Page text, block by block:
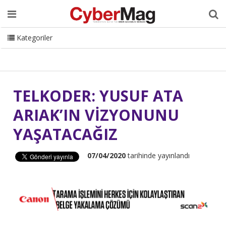
Ana Sayfa Hakkımızda Dergi Editörden
Danışmanlık
ISC Turkey Sizden Gelenler
İletişim
CyberMag Logo
Kategoriler
TELKODER: YUSUF ATA
ARIAK’IN VİZYONUNU
YAŞATACAĞIZ
07/04/2020tarihinde yayınlandı